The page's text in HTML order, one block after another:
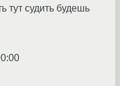
тут судить будешь